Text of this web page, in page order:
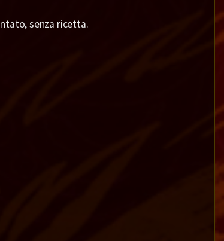
senza ricetta.